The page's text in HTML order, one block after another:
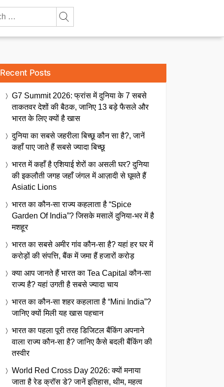
Recent Posts
G7 Summit 2026: फ्रांस में दुनिया के 7 सबसे
ताकतवर देशों की बैठक, जानिए 13 बड़े फैसले और
भारत के लिए क्यों है खास
दुनिया का सबसे जहरीला बिच्छू कौन सा है?, जानें
कहाँ पाए जाते हैं सबसे ज्यादा बिच्छू
भारत में कहाँ है एशियाई शेरों का असली घर? दुनिया
की इकलौती जगह जहाँ जंगल में आज़ादी से घूमते हैं
Asiatic Lions
भारत का कौन-सा राज्य कहलाता है “Spice
Garden Of India”? जिसके मसालें दुनिया-भर में है
मशहूर
भारत का सबसे अमीर गांव कौन-सा है? यहां हर घर में
करोड़ों की संपत्ति, बैंक में जमा हैं हजारों करोड़
क्या आप जानते हैं भारत का Tea Capital कौन-सा
राज्य है? यहां उगती है सबसे ज्यादा चाय
भारत का कौन-सा शहर कहलाता है “Mini India”?
जानिए क्यों मिली यह खास पहचान
भारत का पहला पूरी तरह डिजिटल बैंकिंग अपनाने
वाला राज्य कौन-सा है? जानिए कैसे बदली बैंकिंग की
तस्वीर
World Red Cross Day 2026: क्यों मनाया
जाता है रेड क्रॉस डे? जानें इतिहास, थीम, महत्व